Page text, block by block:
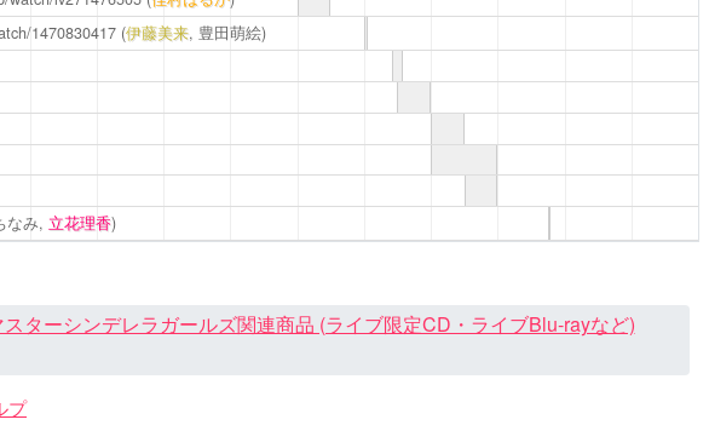
1470830417 (伊藤美来, 豊田萌絵)
なみ, 立花理香)
ターシンデレラガールズ関連商品 (ライブ限定CD・ライブBlu-rayなど)
プ